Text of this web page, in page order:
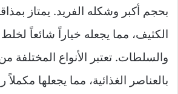
بحجم أكبر وشكله الفريد. يمتاز
الكثيف، مما يجعله خياراً شائعاً لخلط
والسلطات. تعتبر الأنواع المختلفة
بالعناصر الغذائية، مما يجعلها مكملاً